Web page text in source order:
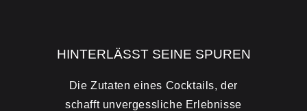
HINTERLÄSST SEINE SPUREN
Die Zutaten eines Cocktails, der
schafft unvergessliche Erlebnisse